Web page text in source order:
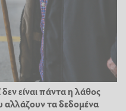
είναι πάντα η λάθος
αλλάζουν τα δεδομένα